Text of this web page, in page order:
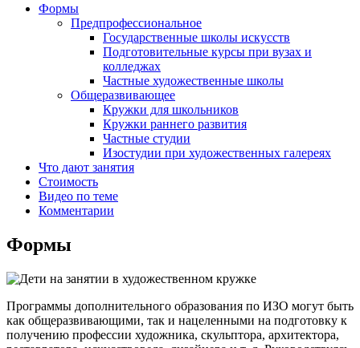
Формы
Предпрофессиональное
Государственные школы искусств
Подготовительные курсы при вузах и
колледжах
Частные художественные школы
Общеразвивающее
Кружки для школьников
Кружки раннего развития
Частные студии
Изостудии при художественных галереях
Что дают занятия
Стоимость
Видео по теме
Комментарии
Формы
Программы дополнительного образования по ИЗО могут быть
как общеразвивающими, так и нацеленными на подготовку к
получению профессии художника, скульптора, архитектора,